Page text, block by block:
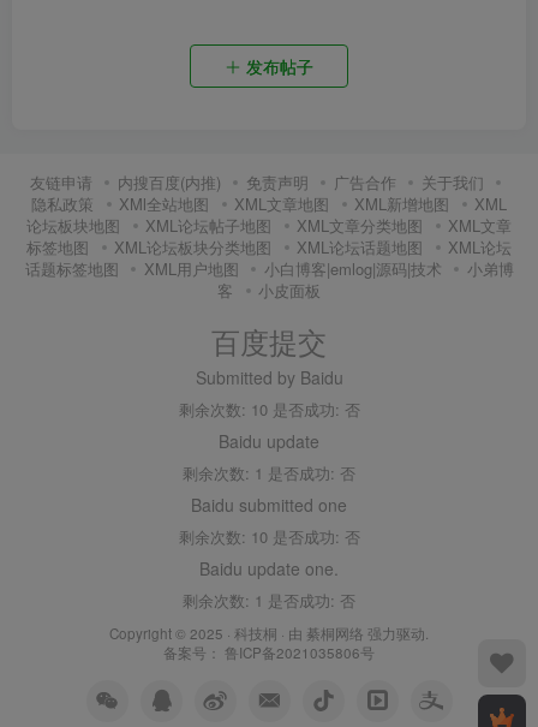
发布帖子
友链申请 内搜百度(内推) 免责声明 广告合作
关于我们
隐私政策
XMl全站地图 XML文章地图 XML新增地图
XML
论坛板块地图
XML论坛帖子地图 XML文章分类地图
XML文章
标签地图
XML论坛板块分类地图 XML论坛话题地图
XML论坛
话题标签地图
XML用户地图 小白博客|emlog|源码|技术
小弟博
客
小皮面板
百度提交
Submitted by Baidu
剩余次数: 10 是否成功: 否
Baidu update
剩余次数: 1 是否成功: 否
Baidu submitted one
剩余次数: 10 是否成功: 否
Baidu update one.
剩余次数: 1 是否成功: 否
Copyright © 2025 · 科技桐 · 由 綦桐网络 强力驱动.
备案号： 鲁ICP备2021035806号